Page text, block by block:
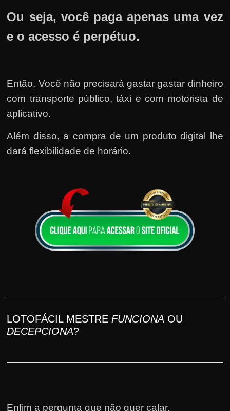
Ou seja, você paga apenas uma vez
e o acesso é perpétuo.
Então, Você não precisará gastar gastar dinheiro
com transporte público, táxi e com motorista de
aplicativo.
Além disso, a compra de um produto digital lhe
dará flexibilidade de horário.
LOTOFÁCIL MESTREFUNCIONA OU
DECEPCIONA?
Enfim a pergunta que não quer calar.